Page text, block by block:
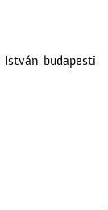
budapesti